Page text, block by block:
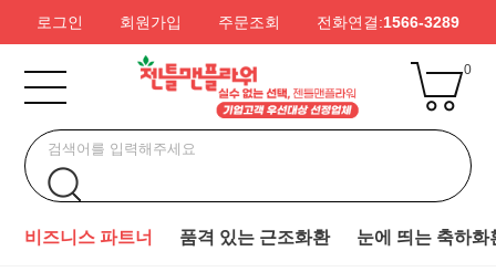
로그인 회원가입 주문조회 전화연결:1566-3289
0
비즈니스 파트너 품격 있는 근조화환 눈에 띄는 축하화